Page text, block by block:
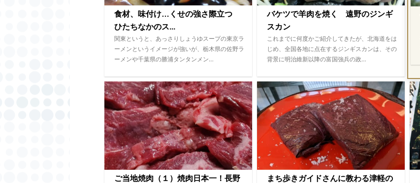
食材、味付け…くせの強さ際立つ
ひたちなかのス...
関東というと、あっさりしょうゆスープの東京ラ
ーメンというイメージが強いが、栃木県の佐野ラ
ーメンや千葉県の勝浦タンタンメン…
バケツで羊肉を焼く 遠野のジンギ
スカン
これまでに何度かご紹介してきたが、北海道をは
じめ、全国各地に点在するジンギスカンは、その
背景に明治維新以降の富国強兵の政…
ご当地焼肉（１）焼肉日本一！長野
まち歩きガイドさんに教わる津軽の